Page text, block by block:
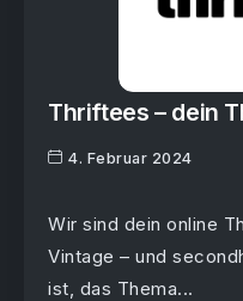
Thriftees – dein
4. Februar 2024
Wir sind dein online
Vintage – und
ist, das Thema...